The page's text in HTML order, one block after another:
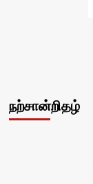
நற்சான்றிதழ்